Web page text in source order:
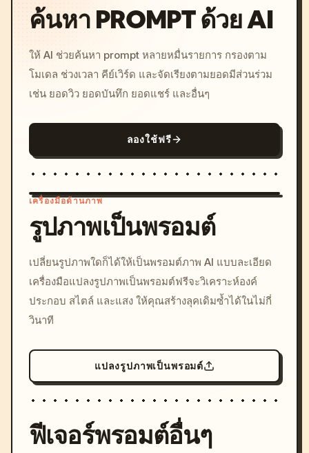
ค้นหา PROMPT ด้วย AI
ให้ AI ช่วยค้นหา prompt หลายหมื่นรายการ กรองตาม
โมเดล ช่วงเวลา คีย์เวิร์ด และจัดเรียงตามยอดมีส่วนร่วม
เช่น ยอดวิว ยอดบันทึก ยอดแชร์ และอื่นๆ
ลองใช้ฟรี
c, cyberpunk sunset, neon
colors, 8k --v 6.0
เครื่องมือด้านภาพ
รูปภาพเป็นพรอมต์
เปลี่ยนรูปภาพใดก็ได้ให้เป็นพรอมต์ภาพ AI แบบละเอียด
เครื่องมือแปลงรูปภาพเป็นพรอมต์ฟรีจะวิเคราะห์องค์
ประกอบ สไตล์ และแสง ให้คุณสร้างลุคเดิมซ้ำได้ในไม่กี่
วินาที
แปลงรูปภาพเป็นพรอมต์
ฟีเจอร์พรอมต์อื่นๆ